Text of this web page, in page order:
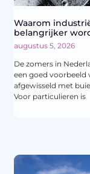
Waarom
belangrijker
augustus 5, 2026
De zomers in
een goed voorbeeld
afgewisseld met
Voor particulieren is